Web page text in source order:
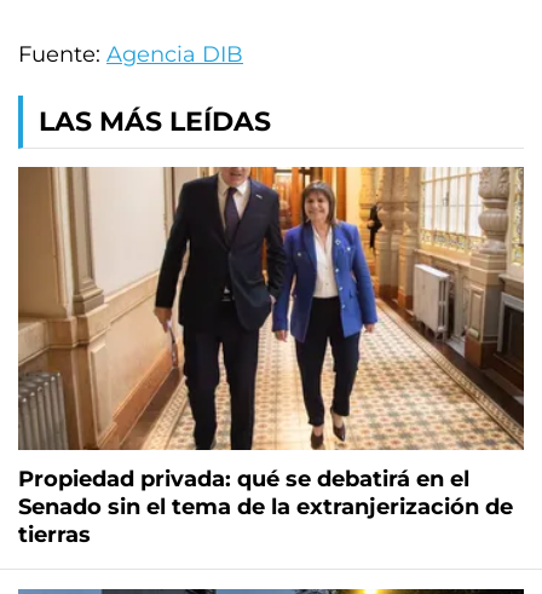
Fuente: Agencia DIB
LAS MÁS LEÍDAS
Propiedad privada: qué se debatirá en el
Senado sin el tema de la extranjerización de
tierras